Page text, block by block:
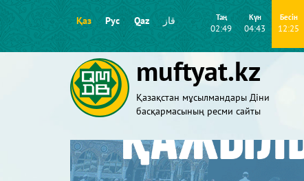
Қаз Рус Qaz قاز Таң
02:49
Күн
04:43
Бесін
12:25
muftyat.kz
Қазақстан мұсылмандары Діни
басқармасының ресми сайты